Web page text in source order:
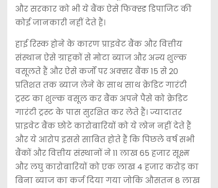
और सरकार को भी ये बैंक ऐसे फिक्स्ड डिपाजिट की
कोई जानकारी नहीं देते हैं।
हाई रिस्क होने के कारण प्राइवेट बैंक और वित्तीय
संस्थान ऐसे ग्राहकों से मोटा ब्याज और अन्य शुल्क
वसूलते हैं और ऐसे कर्जों पर अक्सर बैंक 15 से 20
प्रतिशत तक ब्याज लेने के साथ साथ क्रेडिट गारंटी
ट्रस्ट का शुल्क वसूल कर बैंक अपने पैसे को क्रेडिट
गारंटी ट्रस्ट के पास सुरक्षित कर लेते हैं। ज्यादातर
प्राइवेट बैंक छोटे कारोबारियों को ये लोन नहीं देते हैं
और ये आरोप इससे साबित होते हैं कि पिछले वर्ष सभी
बैंकों और वित्तीय संस्थानों ने 11 लाख 65 हजार सूक्ष्म
और लघु कारोबारियों को एक लाख 4 हजार करोड़ का
बिना ब्याज का कर्ज दिया गया जोकि औसतन 8 लाख